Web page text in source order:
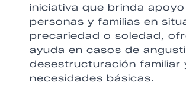
iniciativa que brinda
personas y familias en
precariedad o soledad,
ayuda en casos de
desestructuración familiar
necesidades básicas.